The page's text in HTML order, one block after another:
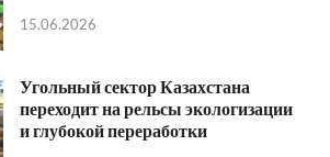
15.06.2026
Угольный сектор Казахстана
переходит на рельсы экологизации
и глубокой переработки